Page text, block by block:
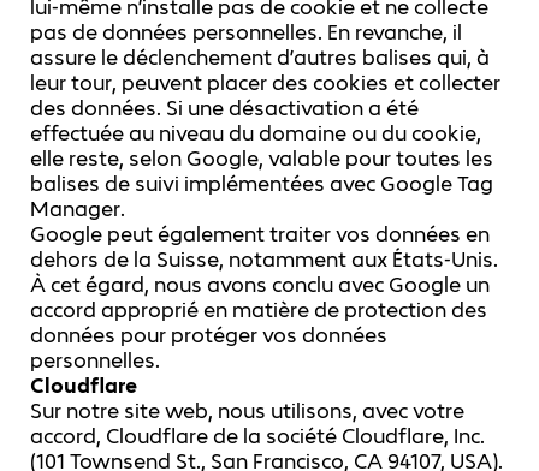
lui-même n’installe pas de cookie et ne collecte
pas de données personnelles. En revanche, il
assure le déclenchement d’autres balises qui, à
leur tour, peuvent placer des cookies et collecter
des données. Si une désactivation a été
effectuée au niveau du domaine ou du cookie,
elle reste, selon Google, valable pour toutes les
balises de suivi implémentées avec Google Tag
Manager.
Google peut également traiter vos données en
dehors de la Suisse, notamment aux États-Unis.
À cet égard, nous avons conclu avec Google un
accord approprié en matière de protection des
données pour protéger vos données
personnelles.
Cloudflare
Sur notre site web, nous utilisons, avec votre
accord, Cloudflare de la société Cloudflare, Inc.
(101 Townsend St., San Francisco, CA 94107, USA).